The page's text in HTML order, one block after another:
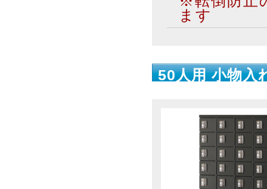
ます
50人用 小物入